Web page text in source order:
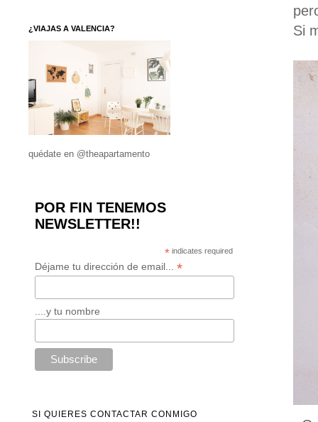
Si
¿VIAJAS A VALENCIA?
quédate en @theapartamento
POR FIN TENEMOS
NEWSLETTER!!
* indicates required
Déjame tu dirección de email... *
....y tu nombre
SI QUIERES CONTACTAR CONMIGO